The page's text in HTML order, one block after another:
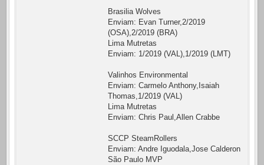
Brasilia Wolves
Enviam: Evan Turner,2/2019
(OSA),2/2019 (BRA)
Lima Mutretas
Enviam: 1/2019 (VAL),1/2019 (LMT)
Valinhos Environmental
Enviam: Carmelo Anthony,Isaiah
Thomas,1/2019 (VAL)
Lima Mutretas
Enviam: Chris Paul,Allen Crabbe
SCCP SteamRollers
Enviam: Andre Iguodala,Jose Calderon
São Paulo MVP